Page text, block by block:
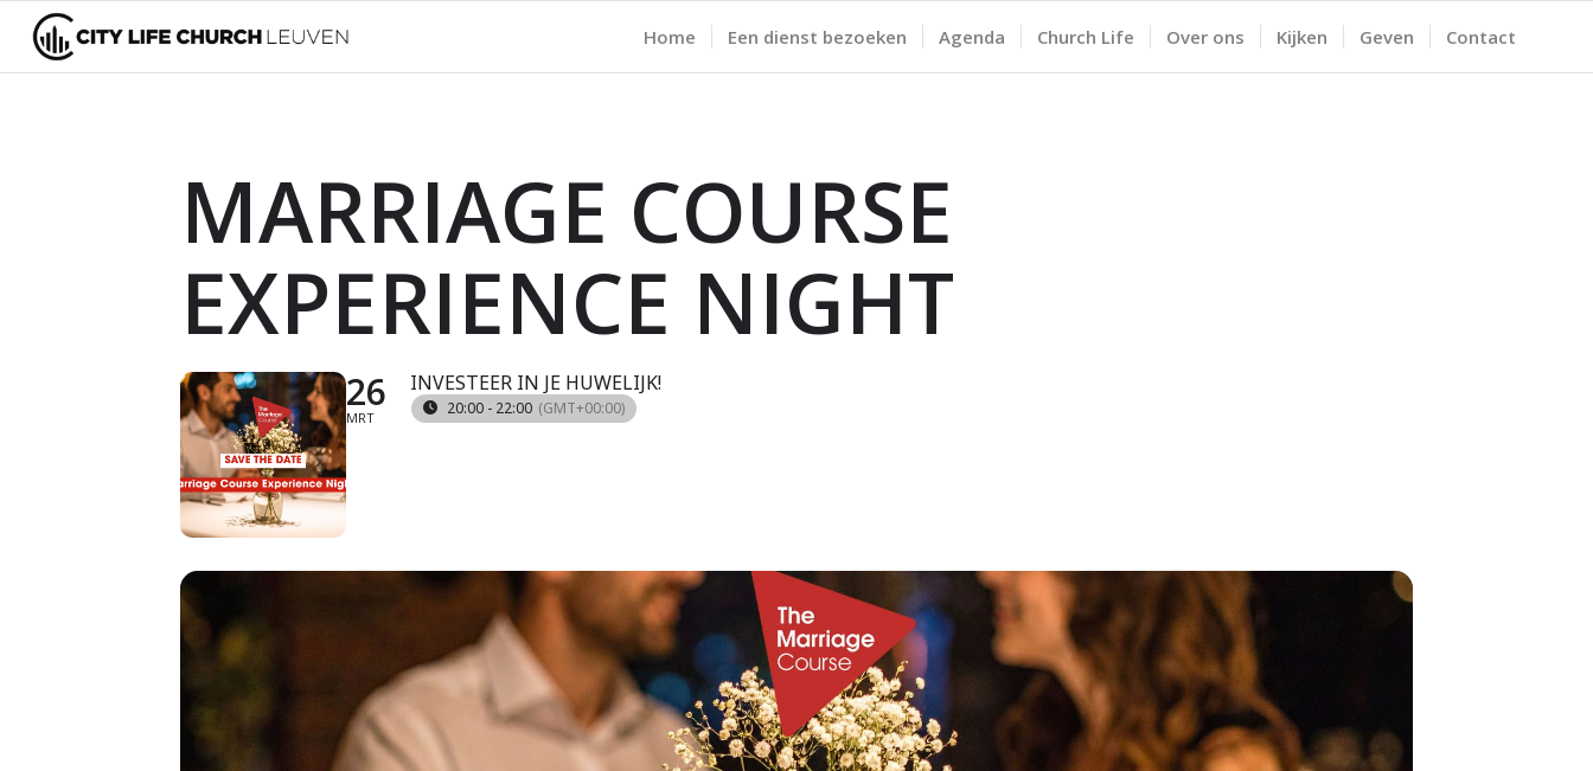
Home Een dienst bezoeken Agenda Church Life Over ons Kijken Geven Contact
MARRIAGE COURSE
EXPERIENCE NIGHT
26
MRT
INVESTEER IN JE HUWELIJK!
20:00 - 22:00 (GMT+00:00)